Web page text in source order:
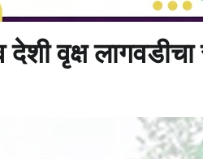
वृक्ष